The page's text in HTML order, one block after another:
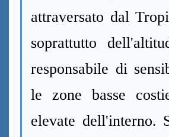
attraversato dal
soprattutto
responsabile di
le zone basse
elevate dell'interno.